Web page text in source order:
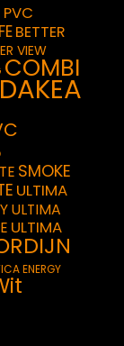
PVC
BETTER
VIEW
COMBI
DAKEA
SMOKE
ULTIMA
ULTIMA
ULTIMA
ENERGY